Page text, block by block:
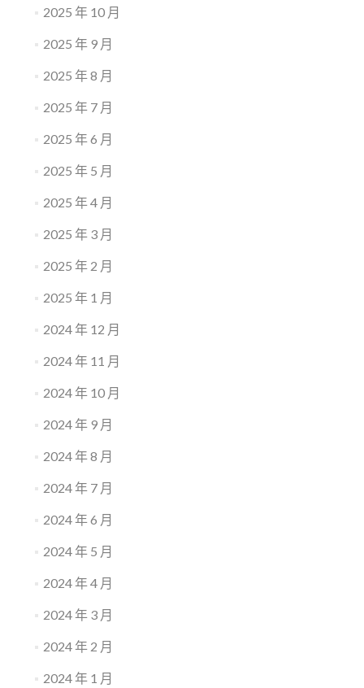
2025 年 10 月
2025 年 9 月
2025 年 8 月
2025 年 7 月
2025 年 6 月
2025 年 5 月
2025 年 4 月
2025 年 3 月
2025 年 2 月
2025 年 1 月
2024 年 12 月
2024 年 11 月
2024 年 10 月
2024 年 9 月
2024 年 8 月
2024 年 7 月
2024 年 6 月
2024 年 5 月
2024 年 4 月
2024 年 3 月
2024 年 2 月
2024 年 1 月